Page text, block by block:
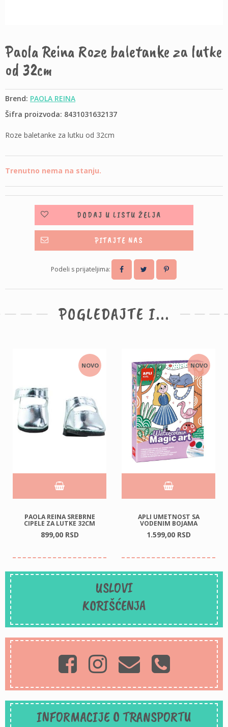
Paola Reina Roze baletanke za lutke
od 32cm
Brend: PAOLA REINA
Šifra proizvoda: 8431031632137
Roze baletanke za lutku od 32cm
Trenutno nema na stanju.
DODAJ U LISTU ŽELJA
PITAJTE NAS
Podeli s prijateljima:
POGLEDAJTE I...
NOVO
PAOLA REINA SREBRNE
CIPELE ZA LUTKE 32CM
899,00 RSD
NOVO
APLI UMETNOST SA
VODENIM BOJAMA
1.599,00 RSD
USLOVI
KORIŠĆENJA
INFORMACIJE O TRANSPORTU